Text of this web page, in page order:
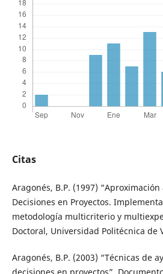
Citas
Aragonés, B.P. (1997)
Decisiones en Proyectos.
metodología multicriterio y
Doctoral, Universidad Politécnica de
Aragonés, B.P. (2003) “Técnicas de